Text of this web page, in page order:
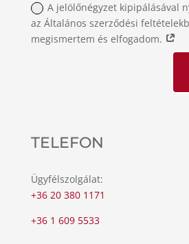
A jelölőnégyzet kipipálásával
az Általános szerződési
megismertem és elfogadom.
TELEFON
Ügyfélszolgálat:
+36 20 380 1171
+36 1 609 5533